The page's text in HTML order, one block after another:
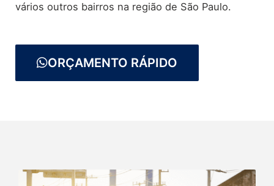
vários outros bairros na região de São Paulo.
ORÇAMENTO RÁPIDO